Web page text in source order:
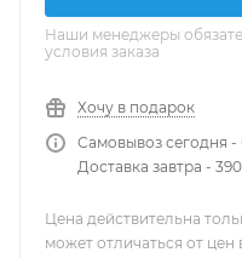
Наши менеджеры
условия заказа
Хочу в подарок
Самовывоз сегодня -
Доставка завтра -
Цена действительна
может отличаться от цен